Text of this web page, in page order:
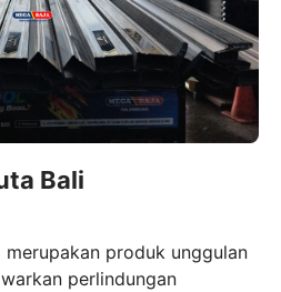
Bali
merupakan produk unggulan
perlindungan